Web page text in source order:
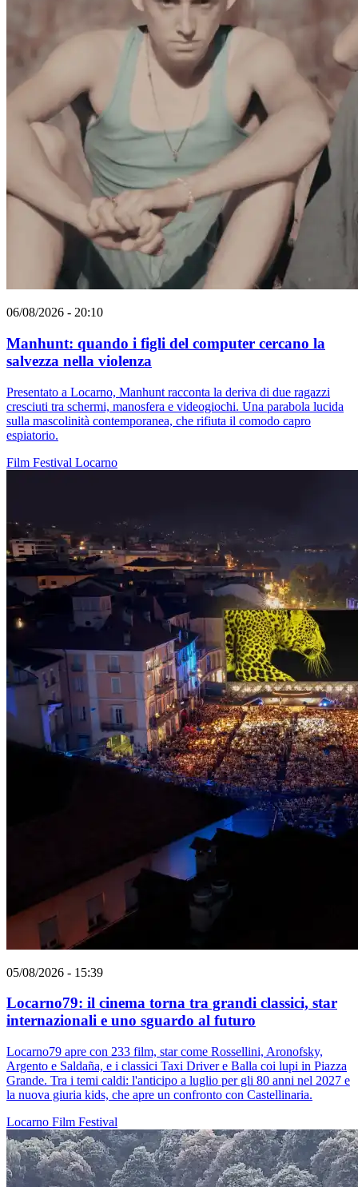
06/08/2026 - 20:10
Manhunt: quando i figli del computer cercano la
salvezza nella violenza
Presentato a Locarno, Manhunt racconta la deriva di due ragazzi
cresciuti tra schermi, manosfera e videogiochi. Una parabola lucida
sulla mascolinità contemporanea, che rifiuta il comodo capro
espiatorio.
Film Festival Locarno
05/08/2026 - 15:39
Locarno79: il cinema torna tra grandi classici, star
internazionali e uno sguardo al futuro
Locarno79 apre con 233 film, star come Rossellini, Aronofsky,
Argento e Saldaña, e i classici Taxi Driver e Balla coi lupi in Piazza
Grande. Tra i temi caldi: l'anticipo a luglio per gli 80 anni nel 2027 e
la nuova giuria kids, che apre un confronto con Castellinaria.
Locarno Film Festival